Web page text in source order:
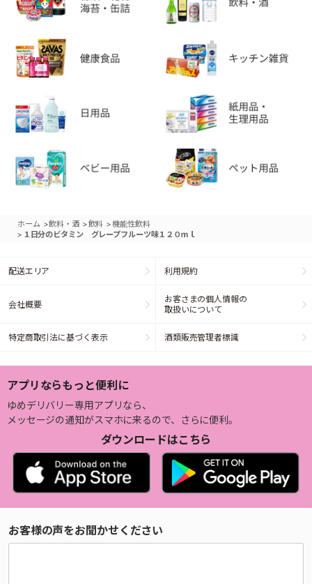
ホーム >飲料・酒 >飲料 >機能性飲料
> １日分のビタミン グレープフルーツ味１２０ｍｌ
配送エリア 利用規約
会社概要
お客さまの個人情報の
取扱いについて
特定商取引法に基づく表示 酒類販売管理者標識
アプリならもっと便利に
ゆめデリバリー専用アプリなら、
メッセージの通知がスマホに来るので、さらに便利。
ダウンロードはこちら
お客様の声をお聞かせください